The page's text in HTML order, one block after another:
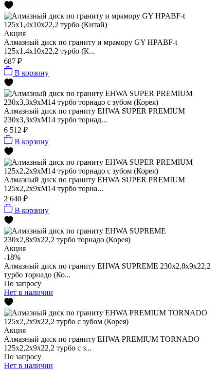
Акция
Алмазный диск по граниту и мрамору GY HPABF-t
125x1,4x10x22,2 турбо (К...
687 ₽
В корзину
Алмазный диск по граниту EHWA SUPER PREMIUM
230х3,3х9хМ14 турбо торнад...
6 512 ₽
В корзину
Алмазный диск по граниту EHWA SUPER PREMIUM
125x2,2x9xМ14 турбо торна...
2 640 ₽
В корзину
Акция
-18%
Алмазный диск по граниту EHWA SUPREME 230x2,8x9x22,2
турбо торнадо (Ко...
По запросу
Нет в наличии
Акция
Алмазный диск по граниту EHWA PREMIUM TORNADO
125x2,2x9x22,2 турбо c з...
По запросу
Нет в наличии